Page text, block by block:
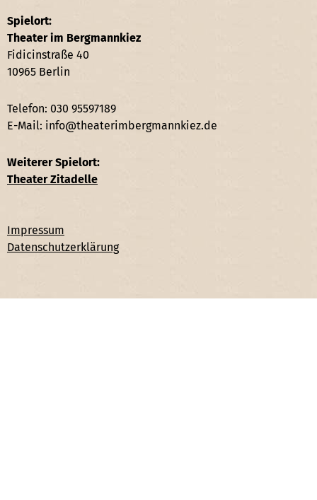
Spielort:
Theater im Bergmannkiez
Fidicinstraße 40
10965 Berlin
Telefon: 030 95597189
E-Mail: info@theaterimbergmannkiez.de
Weiterer Spielort:
Theater Zitadelle
Impressum
Datenschutzerklärung